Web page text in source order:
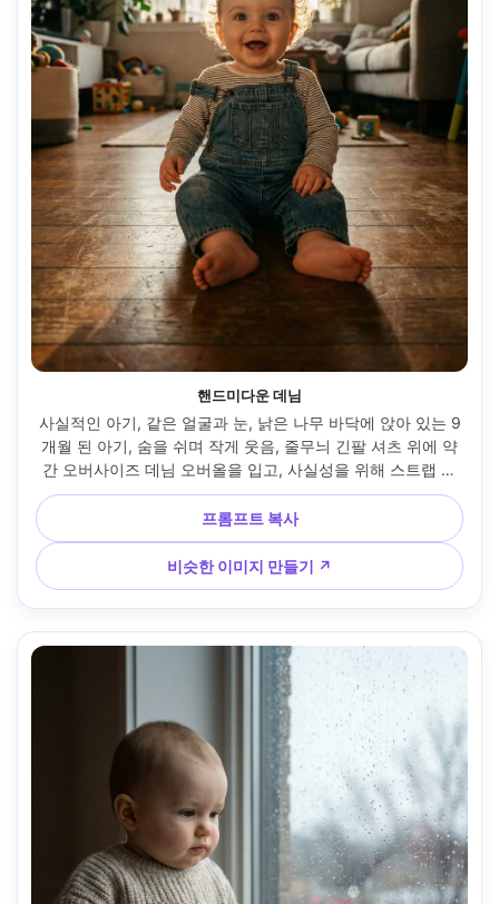
핸드미다운 데님
사실적인 아기, 같은 얼굴과 눈, 낡은 나무 바닥에 앉아 있는 9
개월 된 아기, 숨을 쉬며 작게 웃음, 줄무늬 긴팔 셔츠 위에 약
간 오버사이즈 데님 오버올을 입고, 사실성을 위해 스트랩 하
나가 약간 느슨하게 되어 있음, 배경: 먼지 모트가 있는 햇살이
드는 거실, 부드러운 림 조명이 있는 골든 아워 백라이트, 소니
A1, 35mm f/1.4, 아기 수준의 낮은 각도, 솔직한 구도, 필름 색
상 등급, 자연스러운 그림자, 높은 디테일 --ar 4:5
프롬프트 복사
비슷한 이미지 만들기 ↗